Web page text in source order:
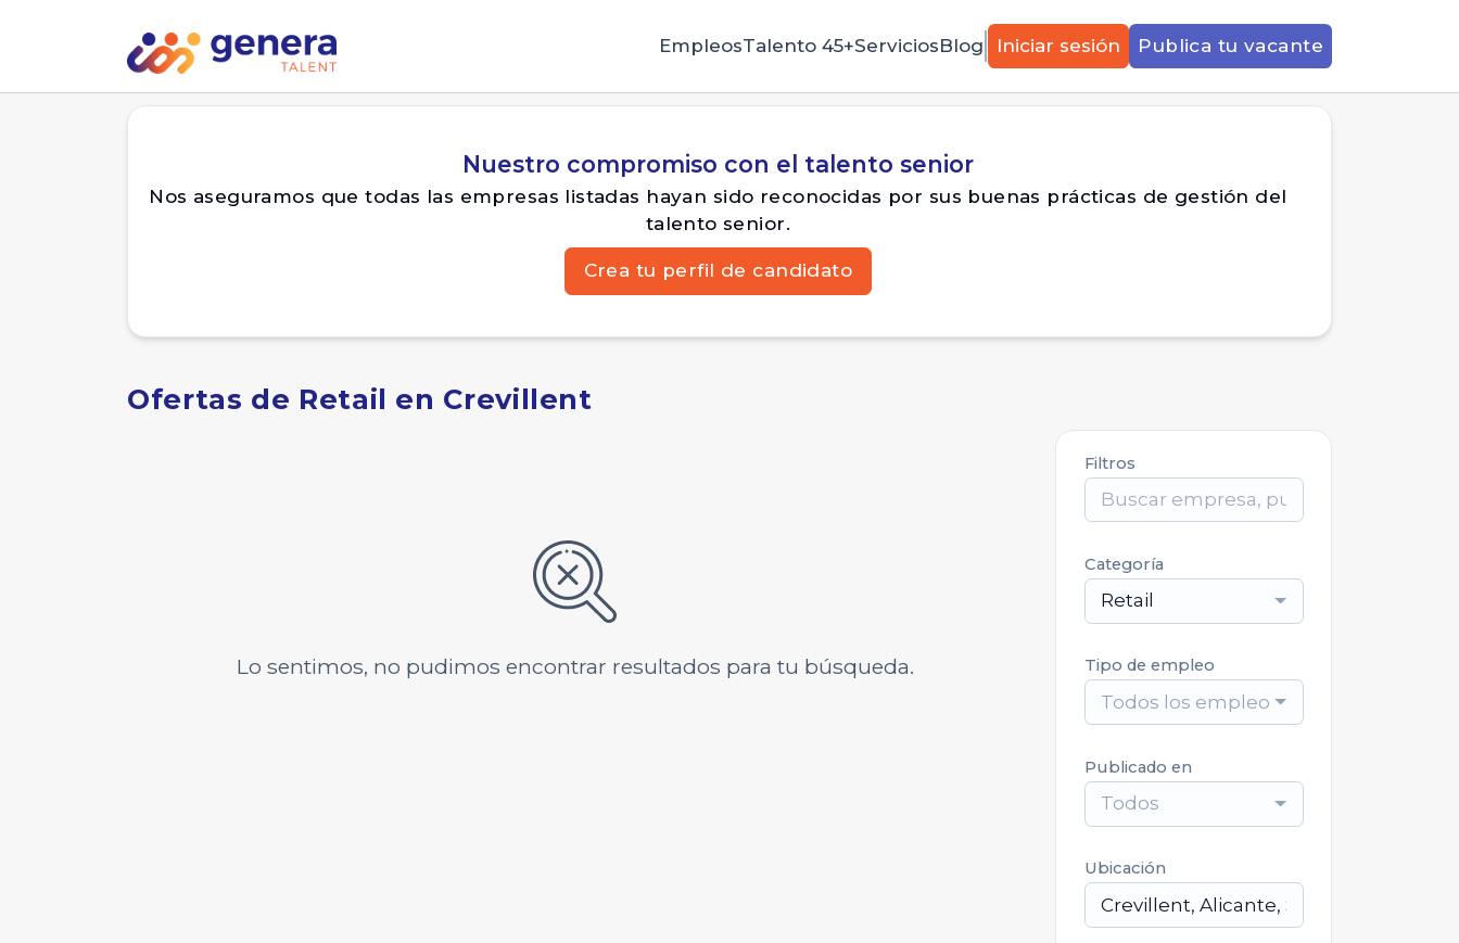
EmpleosTalento 45+ServiciosBlog Iniciar sesión Publica tu vacante
Nuestro compromiso con el talento senior
Nos aseguramos que todas las empresas listadas hayan sido reconocidas por sus buenas prácticas de gestión del
talento senior.
Crea tu perfil de candidato
Ofertas de Retail en Crevillent
Lo sentimos, no pudimos encontrar resultados para tu búsqueda.
Filtros
Categoría
Retail
Tipo de empleo
Todos los empleos
Publicado en
Todos
Ubicación